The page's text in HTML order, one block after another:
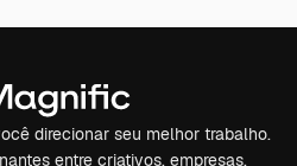
direcionar seu melhor trabalho.
entre criativos, empresas,